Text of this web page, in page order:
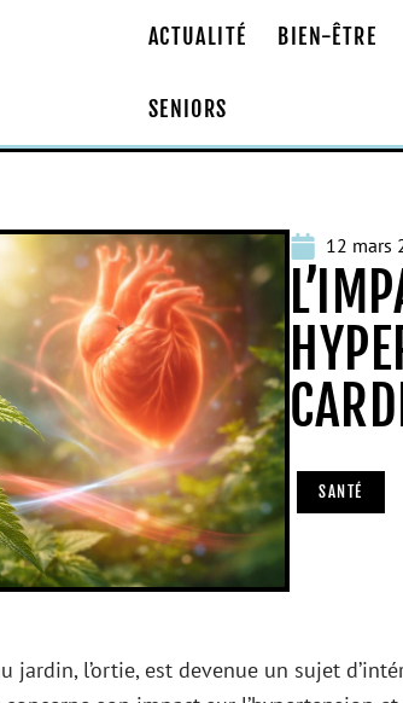
ACTUALITÉ BIEN-ÊTRE
SENIORS
12 mars
SANTÉ
jardin, l’ortie, est devenue un sujet